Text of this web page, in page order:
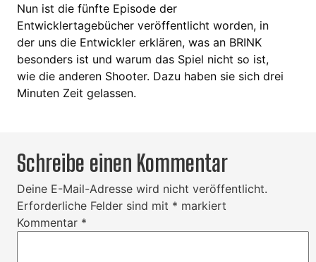
Nun ist die fünfte Episode der
Entwicklertagebücher veröffentlicht worden, in
der uns die Entwickler erklären, was an BRINK
besonders ist und warum das Spiel nicht so ist,
wie die anderen Shooter. Dazu haben sie sich drei
Minuten Zeit gelassen.
Schreibe einen Kommentar
Deine E-Mail-Adresse wird nicht veröffentlicht.
Erforderliche Felder sind mit * markiert
Kommentar *